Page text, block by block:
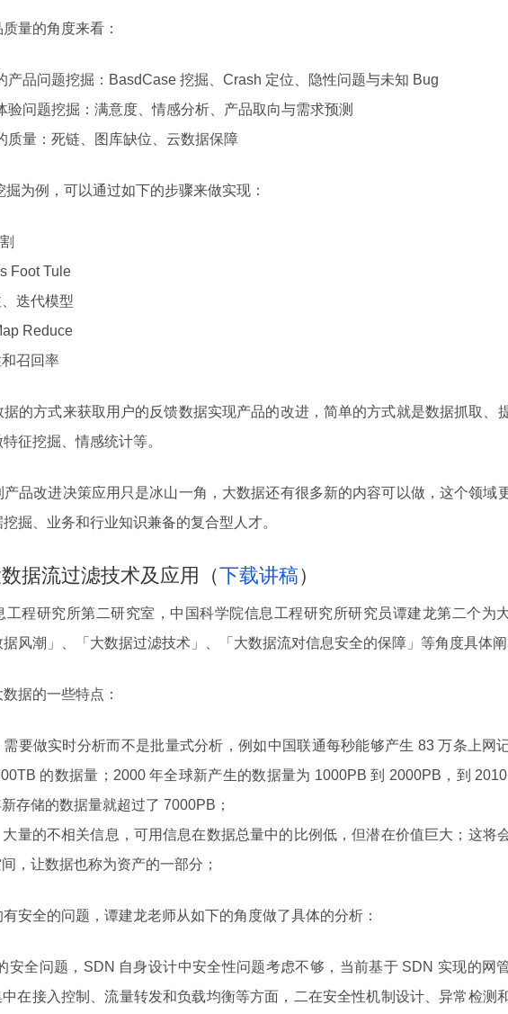
量的角度来看：
产品问题挖掘：BasdCase 挖掘、Crash 定位、隐性问题与未知 Bug
验问题挖掘：满意度、情感分析、产品取向与需求预测
质量：死链、图库缺位、云数据保障
掘为例，可以通过如下的步骤来做实现：
Foot Tule
迭代模型
Reduce
召回率
的方式来获取用户的反馈数据实现产品的改进，简单的方式就是数据抓取、
征挖掘、情感统计等。
品改进决策应用只是冰山一角，大数据还有很多新的内容可以做，这个领域
掘、业务和行业知识兼备的复合型人才。
据流过滤技术及应用（下载讲稿）
工程研究所第二研究室，中国科学院信息工程研究所研究员谭建龙第二个为
风潮」、「大数据过滤技术」、「大数据流对信息安全的保障」等角度具体阐
据的一些特点：
需要做实时分析而不是批量式分析，例如中国联通每秒能够产生 83 万条上网
的数据量；2000 年全球新产生的数据量为 1000PB 到 2000PB，到
存储的数据量就超过了 7000PB；
量的不相关信息，可用信息在数据总量中的比例低，但潜在价值巨大；这将
，让数据也称为资产的一部分；
安全的问题，谭建龙老师从如下的角度做了具体的分析：
安全问题，SDN 自身设计中安全性问题考虑不够，当前基于 SDN 实现的网
在接入控制、流量转发和负载均衡等方面，二在安全性机制设计、异常检测